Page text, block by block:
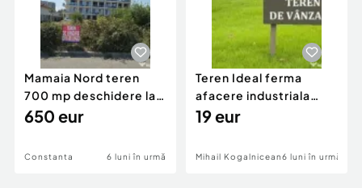
Mamaia Nord teren
700 mp deschidere la
D24 si D25
650 eur
Constanta 6 luni în urmă
Teren Ideal ferma
afacere industriala
deschidere 71 ml la
19 eur
Mihail Kogalniceanu6 luni în urmă